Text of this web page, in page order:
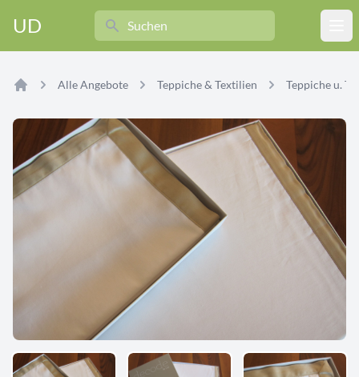
UD
Search
Alle Angebote Teppiche & Textilien Teppiche u.